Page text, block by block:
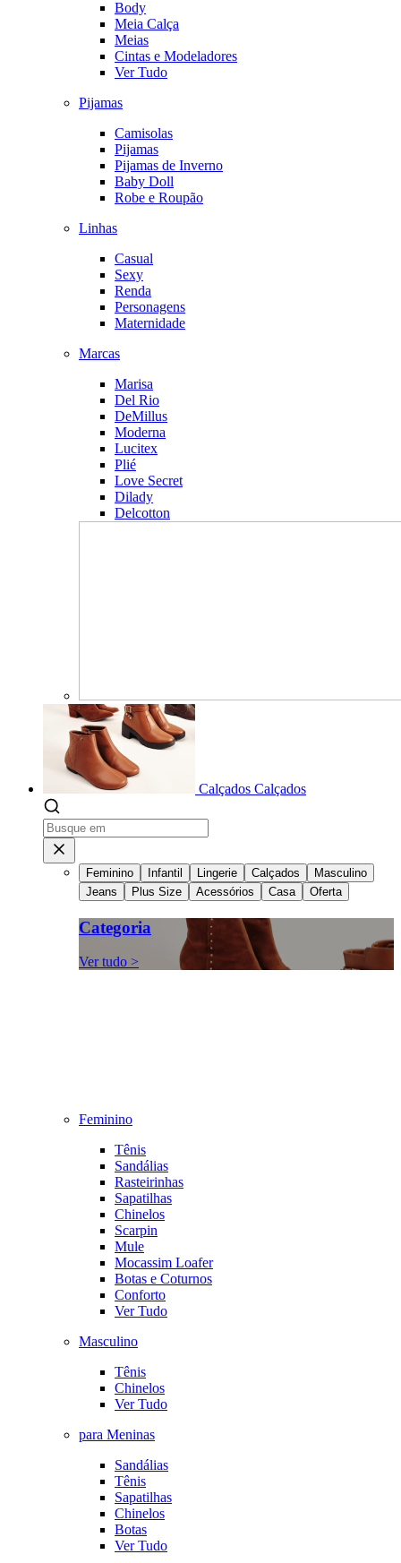
Body
Meia Calça
Meias
Cintas e Modeladores
Ver Tudo
Pijamas
Camisolas
Pijamas
Pijamas de Inverno
Baby Doll
Robe e Roupão
Linhas
Casual
Sexy
Renda
Personagens
Maternidade
Marcas
Marisa
Del Rio
DeMillus
Moderna
Lucitex
Plié
Love Secret
Dilady
Delcotton
Calçados Calçados
Feminino Infantil Lingerie Calçados
Masculino
Jeans
Plus Size Acessórios Casa Oferta
Categoria
Ver tudo >
Feminino
Tênis
Sandálias
Rasteirinhas
Sapatilhas
Chinelos
Scarpin
Mule
Mocassim Loafer
Botas e Coturnos
Conforto
Ver Tudo
Masculino
Tênis
Chinelos
Ver Tudo
para Meninas
Sandálias
Tênis
Sapatilhas
Chinelos
Botas
Ver Tudo